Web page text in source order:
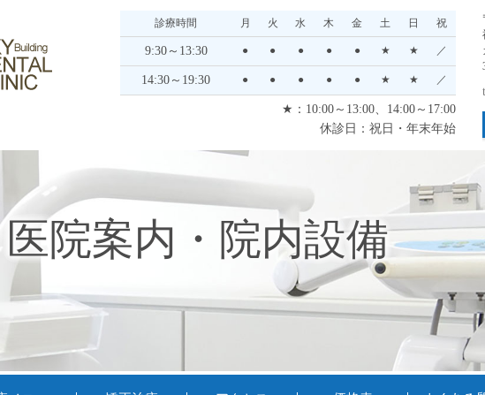
診療時間 月 火 水 木 金 土 日 祝
9:30～13:30 ● ● ● ● ● ★ ★ ／
14:30～19:30 ● ● ● ● ● ★ ★ ／
★：10:00～13:00、14:00～17:00
休診日：祝日・年末年始
医院案内・院内設備